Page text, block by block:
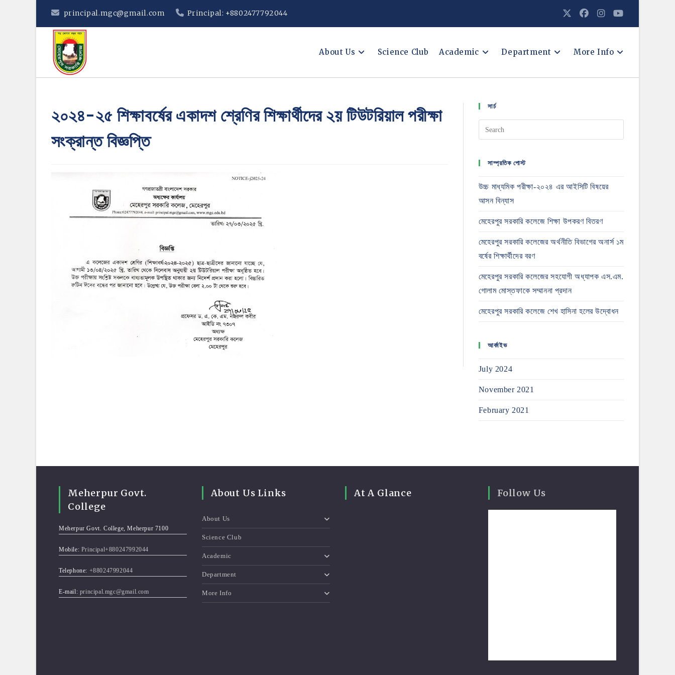
principal.mgc@gmail.com Principal: +8802477792044
About Us Science Club Academic Department More Info
২০২৪-২৫ শিক্ষাবর্ষের একাদশ শ্রেণির শিক্ষার্থীদের ২য় টিউটরিয়াল পরীক্ষা
সংক্রান্ত বিজ্ঞপ্তি
সার্চ
সাম্প্রতিক পোস্ট
উচ্চ মাধ্যমিক পরীক্ষা-২০২৪ এর আইসিটি বিষয়ের
আসন বিন্যাস
মেহেরপুর সরকারি কলেজে শিক্ষা উপকরণ বিতরণ
মেহেরপুর সরকারি কলেজের অর্থনীতি বিভাগের অনার্স ১ম
বর্ষের শিক্ষার্থীদের বরণ
মেহেরপুর সরকারি কলেজের সহযোগী অধ্যাপক এস.এম.
গোলাম মোস্তফাকে সম্মাননা প্রদান
মেহেরপুর সরকারি কলেজে শেখ হাসিনা হলের উদ্বোধন
আর্কাইভ
July 2024
November 2021
February 2021
Meherpur Govt.
College
Meherpur Govt. College, Meherpur 7100
Mobile: Principal+880247992044
Telephone: +880247992044
E-mail: principal.mgc@gmail.com
About Us Links
About Us
Science Club
Academic
Department
More Info
At A Glance Follow Us